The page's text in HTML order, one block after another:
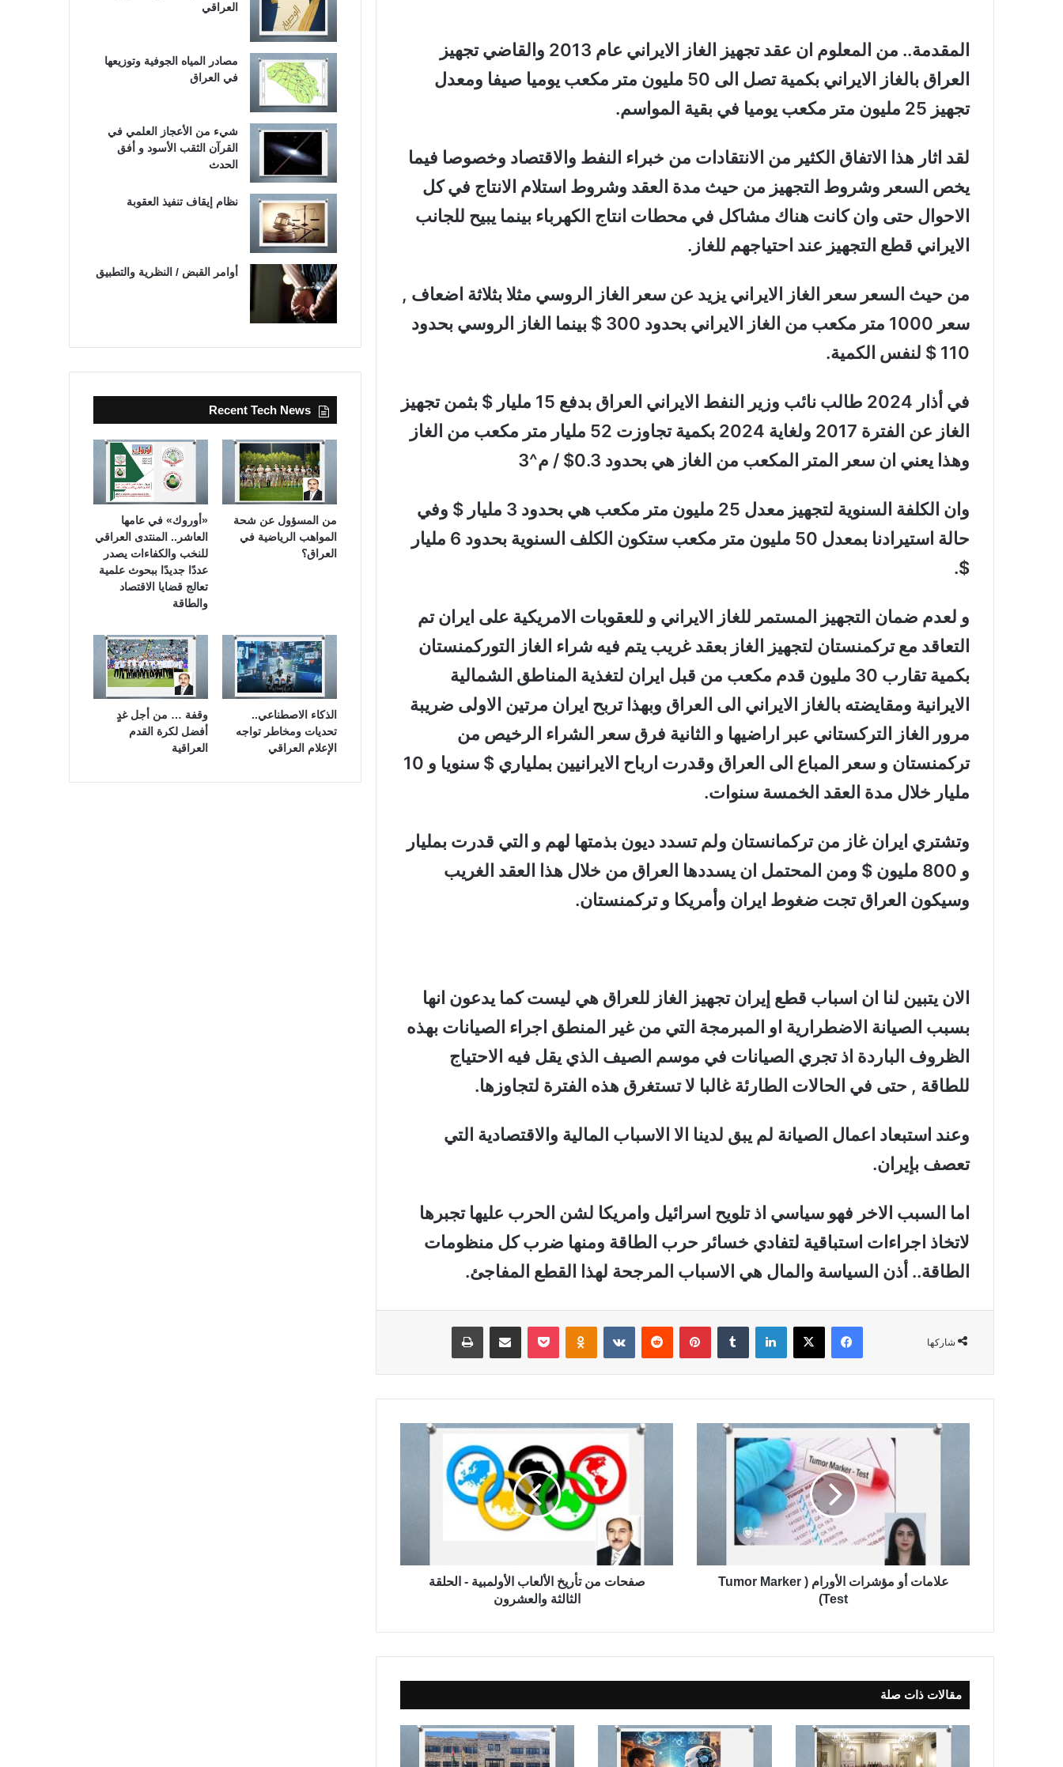
المقدمة.. من المعلوم ان عقد تجهيز الغاز الايراني عام 2013 والقاضي تجهيز
العراق بالغاز الايراني بكمية تصل الى 50 مليون متر مكعب يوميا صيفا ومعدل
تجهيز 25 مليون متر مكعب يوميا في بقية المواسم.
لقد اثار هذا الاتفاق الكثير من الانتقادات من خبراء النفط والاقتصاد وخصوصا فيما
يخص السعر وشروط التجهيز من حيث مدة العقد وشروط استلام الانتاج في كل
الاحوال حتى وان كانت هناك مشاكل في محطات انتاج الكهرباء بينما يبيح للجانب
الايراني قطع التجهيز عند احتياجهم للغاز.
من حيث السعر سعر الغاز الايراني يزيد عن سعر الغاز الروسي مثلا بثلاثة اضعاف ,
سعر 1000 متر مكعب من الغاز الايراني بحدود 300 $ بينما الغاز الروسي بحدود
110 $ لنفس الكمية.
في أذار 2024 طالب نائب وزير النفط الايراني العراق بدفع 15 مليار $ بثمن تجهيز
الغاز عن الفترة 2017 ولغاية 2024 بكمية تجاوزت 52 مليار متر مكعب من الغاز
وهذا يعني ان سعر المتر المكعب من الغاز هي بحدود 0.3$ / م^3
وان الكلفة السنوية لتجهيز معدل 25 مليون متر مكعب هي بحدود 3 مليار $ وفي
حالة استيرادنا بمعدل 50 مليون متر مكعب ستكون الكلف السنوية بحدود 6 مليار
$.
و لعدم ضمان التجهيز المستمر للغاز الايراني و للعقوبات الامريكية على ايران تم
التعاقد مع تركمنستان لتجهيز الغاز بعقد غريب يتم فيه شراء الغاز التوركمنستان
بكمية تقارب 30 مليون قدم مكعب من قبل ايران لتغذية المناطق الشمالية
الايرانية ومقايضته بالغاز الايراني الى العراق وبهذا تربح ايران مرتين الاولى ضريبة
مرور الغاز التركستاني عبر اراضيها و الثانية فرق سعر الشراء الرخيص من
تركمنستان و سعر المباع الى العراق وقدرت ارباح الايرانيين بملياري $ سنويا و 10
مليار خلال مدة العقد الخمسة سنوات.
وتشتري ايران غاز من تركمانستان ولم تسدد ديون بذمتها لهم و التي قدرت بمليار
و 800 مليون $ ومن المحتمل ان يسددها العراق من خلال هذا العقد الغريب
وسيكون العراق تجت ضغوط ايران وأمريكا و تركمنستان.
الان يتبين لنا ان اسباب قطع إيران تجهيز الغاز للعراق هي ليست كما يدعون انها
بسبب الصيانة الاضطرارية او المبرمجة التي من غير المنطق اجراء الصيانات بهذه
الظروف الباردة اذ تجري الصيانات في موسم الصيف الذي يقل فيه الاحتياج
للطاقة , حتى في الحالات الطارئة غالبا لا تستغرق هذه الفترة لتجاوزها.
وعند استبعاد اعمال الصيانة لم يبق لدينا الا الاسباب المالية والاقتصادية التي
تعصف بإيران.
اما السبب الاخر فهو سياسي اذ تلويح اسرائيل وامريكا لشن الحرب عليها تجبرها
لاتخاذ اجراءات استباقية لتفادي خسائر حرب الطاقة ومنها ضرب كل منظومات
الطاقة.. أذن السياسة والمال هي الاسباب المرجحة لهذا القطع المفاجئ.
شاركها
فيسبوك ‫X لينكدإن بينتيريست ‏VKontakte
م
ا
ل
و
علامات أو مؤشرات الأورام ( Tumor Marker
Test)
أ
ا
ل
ا
ب
ا
ل
صفحات من تأريخ الألعاب الأولمبية - الحلقة
الثالثة والعشرون
مقالات ذات صلة
العراقي
مصادر المياه الجوفية وتوزيعها
في العراق
شيء من الأعجاز العلمي في
القرآن الثقب الأسود و أفق
الحدث
نظام إيقاف تنفيذ العقوبة
أوامر القبض / النظرية والتطبيق
Recent Tech News
من المسؤول عن شحة
المواهب الرياضية في
العراق؟
«أوروك» في عامها
العاشر.. المنتدى العراقي
للنخب والكفاءات يصدر
عددًا جديدًا ببحوث علمية
تعالج قضايا الاقتصاد
والطاقة
الذكاء الاصطناعي..
تحديات ومخاطر تواجه
الإعلام العراقي
وقفة … من أجل غدٍ
أفضل لكرة القدم
العراقية